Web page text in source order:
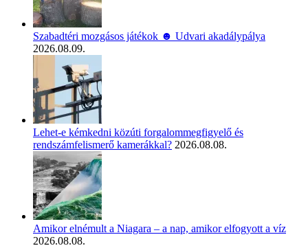
Szabadtéri mozgásos játékok ☻ Udvari akadálypálya
2026.08.09.
Lehet-e kémkedni közúti forgalommegfigyelő és
rendszámfelismerő kamerákkal? 2026.08.08.
Amikor elnémult a Niagara – a nap, amikor elfogyott a víz
2026.08.08.